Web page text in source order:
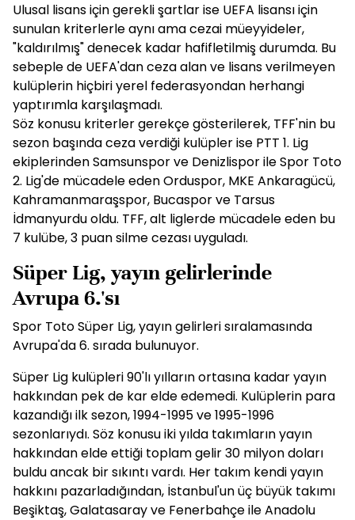
Ulusal lisans için gerekli şartlar ise UEFA lisansı için
sunulan kriterlerle aynı ama cezai müeyyideler,
"kaldırılmış" denecek kadar hafifletilmiş durumda. Bu
sebeple de UEFA'dan ceza alan ve lisans verilmeyen
kulüplerin hiçbiri yerel federasyondan herhangi
yaptırımla karşılaşmadı.
Söz konusu kriterler gerekçe gösterilerek, TFF'nin bu
sezon başında ceza verdiği kulüpler ise PTT 1. Lig
ekiplerinden Samsunspor ve Denizlispor ile Spor Toto
2. Lig'de mücadele eden Orduspor, MKE Ankaragücü,
Kahramanmaraşspor, Bucaspor ve Tarsus
İdmanyurdu oldu. TFF, alt liglerde mücadele eden bu
7 kulübe, 3 puan silme cezası uyguladı.
Süper Lig, yayın gelirlerinde
Avrupa 6.'sı
Spor Toto Süper Lig, yayın gelirleri sıralamasında
Avrupa'da 6. sırada bulunuyor.
Süper Lig kulüpleri 90'lı yılların ortasına kadar yayın
hakkından pek de kar elde edemedi. Kulüplerin para
kazandığı ilk sezon, 1994-1995 ve 1995-1996
sezonlarıydı. Söz konusu iki yılda takımların yayın
hakkından elde ettiği toplam gelir 30 milyon doları
buldu ancak bir sıkıntı vardı. Her takım kendi yayın
hakkını pazarladığından, İstanbul'un üç büyük takımı
Beşiktaş, Galatasaray ve Fenerbahçe ile Anadolu